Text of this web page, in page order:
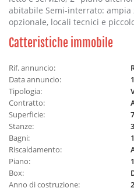
abitabile Semi-interrato: ampia
opzionale, locali tecnici e
Catteristiche immobile
Rif. annuncio:
Data annuncio:
Tipologia:
Contratto:
Superficie:
Stanze:
3
Bagni:
1
Riscaldamento:
Piano:
1
Box:
Anno di costruzione: